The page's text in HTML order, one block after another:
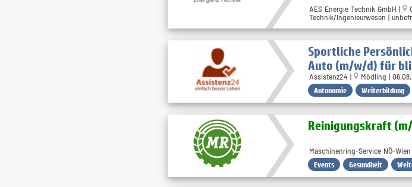
AES Energie Technik GmbH |
Technik/Ingenieurwesen |
Sportliche
Auto (m/w/d) für
Assistenz24 | Mödling |
Autonomie Weiterbildung
Reinigungskraft
Maschinenring-Service NÖ-Wien
Events Gesundheit